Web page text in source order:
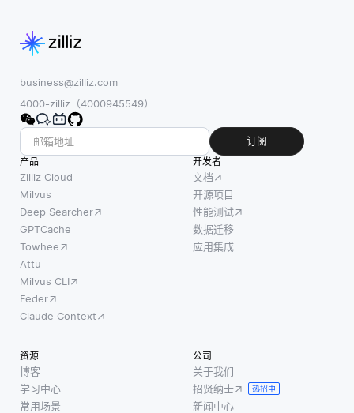
business@zilliz.com
4000-zilliz（4000945549）
订阅
产品
Zilliz Cloud
Milvus
Deep Searcher
GPTCache
Towhee
Attu
Milvus CLI
Feder
Claude Context
开发者
文档
开源项目
性能测试
数据迁移
应用集成
资源
博客
学习中心
常用场景
公司
关于我们
招贤纳士
热招中
新闻中心